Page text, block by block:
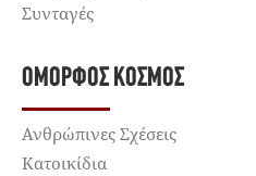
Συνταγές
ΌΜΟΡΦΟΣ ΚΌΣΜΟΣ
Ανθρώπινες Σχέσεις
Κατοικίδια